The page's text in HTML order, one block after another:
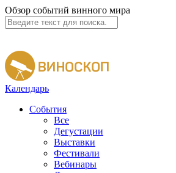
Обзор событий винного мира
Календарь
События
Все
Дегустации
Выставки
Фестивали
Вебинары